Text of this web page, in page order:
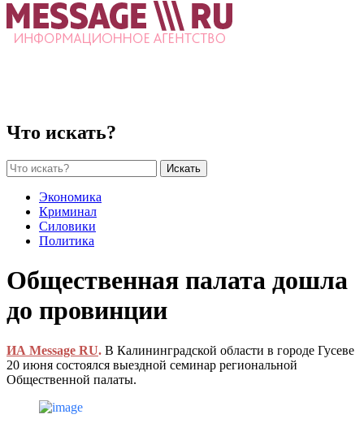
Что искать?
Искать
Экономика
Криминал
Силовики
Политика
Общественная палата дошла
до провинции
ИА Message RU. В Калининградской области в городе Гусеве
20 июня состоялся выездной семинар региональной
Общественной палаты.